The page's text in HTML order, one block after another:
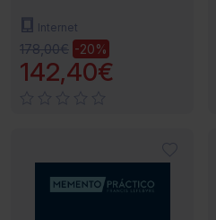
Internet
178,00€ -20%
142,40€